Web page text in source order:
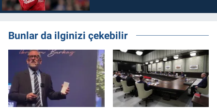
Bunlar da ilginizi çekebilir